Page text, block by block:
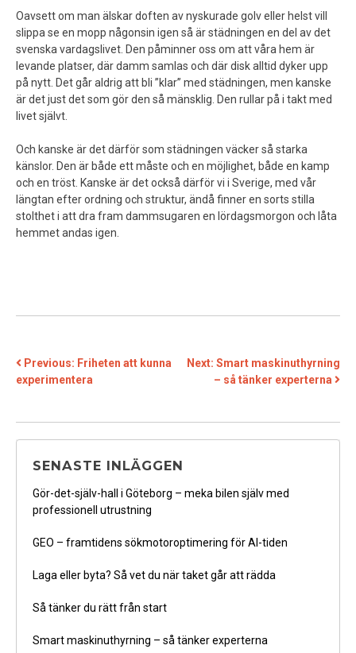
Oavsett om man älskar doften av nyskurade golv eller helst vill
slippa se en mopp någonsin igen så är städningen en del av det
svenska vardagslivet. Den påminner oss om att våra hem är
levande platser, där damm samlas och där disk alltid dyker upp
på nytt. Det går aldrig att bli ”klar” med städningen, men kanske
är det just det som gör den så mänsklig. Den rullar på i takt med
livet självt.
Och kanske är det därför som städningen väcker så starka
känslor. Den är både ett måste och en möjlighet, både en kamp
och en tröst. Kanske är det också därför vi i Sverige, med vår
längtan efter ordning och struktur, ändå finner en sorts stilla
stolthet i att dra fram dammsugaren en lördagsmorgon och låta
hemmet andas igen.
INLÄGGSNAVIGERING
Previous: Friheten att kunna
experimentera
Next: Smart maskinuthyrning
– så tänker experterna
SENASTE INLÄGGEN
Gör-det-själv-hall i Göteborg – meka bilen själv med
professionell utrustning
GEO – framtidens sökmotoroptimering för AI-tiden
Laga eller byta? Så vet du när taket går att rädda
Så tänker du rätt från start
Smart maskinuthyrning – så tänker experterna